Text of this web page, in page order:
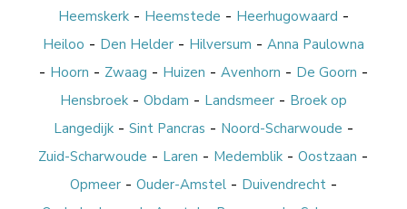
Heemskerk- Heemstede - Heerhugowaard -
Heiloo - Den Helder- Hilversum - Anna Paulowna
- Hoorn - Zwaag - Huizen - Avenhorn - De Goorn -
Hensbroek- Obdam - Landsmeer- Broek op
Langedijk- Sint Pancras - Noord-Scharwoude -
Zuid-Scharwoude - Laren - Medemblik -Oostzaan -
Opmeer- Ouder-Amstel- Duivendrecht-